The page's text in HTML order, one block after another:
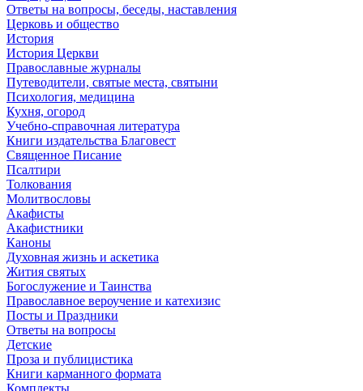
Ответы на вопросы, беседы, наставления
Церковь и общество
История
История Церкви
Православные журналы
Путеводители, святые места, святыни
Психология, медицина
Кухня, огород
Учебно-справочная литература
Книги издательства Благовест
Священное Писание
Псалтири
Толкования
Молитвословы
Акафисты
Акафистники
Каноны
Духовная жизнь и аскетика
Жития святых
Богослужение и Таинства
Православное вероучение и катехизис
Посты и Праздники
Ответы на вопросы
Детские
Проза и публицистика
Книги карманного формата
Комплекты